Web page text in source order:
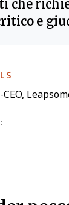
che
e
LinkedIn